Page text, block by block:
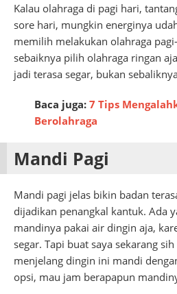
Kalau olahraga di pagi hari,
sore hari, mungkin energinya
memilih melakukan olahraga
sebaiknya pilih olahraga ringan
jadi terasa segar, bukan
Baca juga: 7 Tips
Berolahraga
Mandi Pagi
Mandi pagi jelas bikin badan
dijadikan penangkal kantuk. Ada
mandinya pakai air dingin aja,
segar. Tapi buat saya sekarang
menjelang dingin ini mandi
opsi, mau jam berapapun